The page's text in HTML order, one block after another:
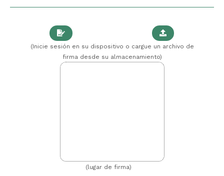
(Inicie sesión en su dispositivo o cargue un archivo de
firma desde su almacenamiento)
(lugar de firma)